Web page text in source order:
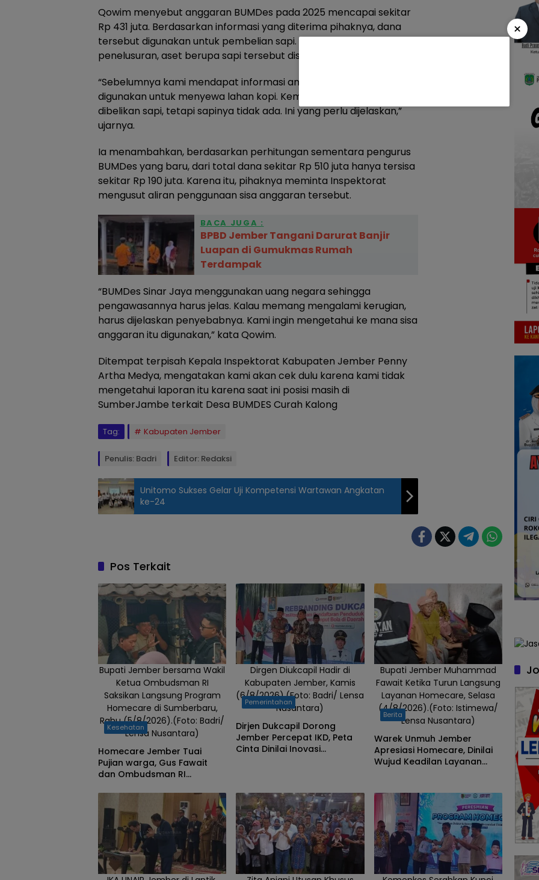
Qowim menyebut anggaran BUMDes pada 2025 mencapai sekitar
Rp 431 juta. Berdasarkan informasi yang diterima pihaknya, dana
tersebut digunakan untuk pembelian sapi. Namun, saat dilakukan
penelusuran, aset berupa sapi tersebut disebut tidak ditemukan.
“Sebelumnya kami mendapat informasi anggaran Rp 80 juta
digunakan untuk menyewa lahan kopi. Kemudian ada informasi
dibelikan sapi, tetapi sapinya tidak ada. Ini yang perlu dijelaskan,”
ujarnya.
Ia menambahkan, berdasarkan perhitungan sementara pengurus
BUMDes yang baru, dari total dana sekitar Rp 510 juta hanya tersisa
sekitar Rp 190 juta. Karena itu, pihaknya meminta Inspektorat
mengusut aliran penggunaan sisa anggaran tersebut.
BACA JUGA :
BPBD Jember Tangani Darurat Banjir
Luapan di Gumukmas Rumah
Terdampak
“BUMDes Sinar Jaya menggunakan uang negara sehingga
pengawasannya harus jelas. Kalau memang mengalami kerugian,
harus dijelaskan penyebabnya. Kami ingin mengetahui ke mana sisa
anggaran itu digunakan,” kata Qowim.
Ditempat terpisah Kepala Inspektorat Kabupaten Jember Penny
Artha Medya, mengatakan kami akan cek dulu karena kami tidak
mengetahui laporan itu karena saat ini posisi masih di
SumberJambe terkait Desa BUMDES Curah Kalong
Tag: Kabupaten Jember
Penulis: Badri Editor: Redaksi
Surat Somasi
Jember, Senin
(29/6/2026).
(Foto: Badri/
Lensa
Nusantara)
Unitomo Sukses Gelar Uji Kompetensi Wartawan Angkatan
ke-24
Pos Terkait
Bupati Jember bersama Wakil
Ketua Ombudsman RI
Saksikan Langsung Program
Homecare di Sumberbaru,
Rabu (5/8/2026).(Foto: Badri/
Lensa Nusantara)
Kesehatan
Homecare Jember Tuai
Pujian warga, Gus Fawait
dan Ombudsman RI
Rumah Pasien
Dirgen Diukcapil Hadir di
Kabupaten Jember, Kamis
(6/8/2026).(Foto: Badri/ Lensa
Nusantara)
Pemerintahan
Dirjen Dukcapil Dorong
Jember Percepat IKD, Peta
Cinta Dinilai Inovasi
Bupati Jember Muhammad
Fawait Ketika Turun Langsung
Layanan Homecare, Selasa
(4/8/2026).(Foto: Istimewa/
Lensa Nusantara)
Berita
Warek Unmuh Jember
Apresiasi Homecare, Dinilai
Wujud Keadilan Layanan
×